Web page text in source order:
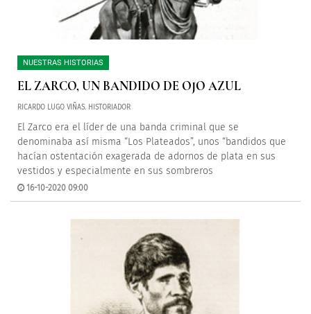
NUESTRAS HISTORIAS
EL ZARCO, UN BANDIDO DE OJO AZUL
RICARDO LUGO VIÑAS. HISTORIADOR
El Zarco era el líder de una banda criminal que se
denominaba así misma “Los Plateados”, unos “bandidos que
hacían ostentación exagerada de adornos de plata en sus
vestidos y especialmente en sus sombreros
16-10-2020 09:00